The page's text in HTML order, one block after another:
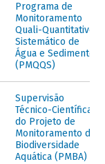
Programa de
Monitoramento
Quali-Quantitativo
Sistemático de
Água e Sedimentos
(PMQQS)
Supervisão
Técnico-Científica
do Projeto de
Monitoramento da
Biodiversidade
Aquática (PMBA)